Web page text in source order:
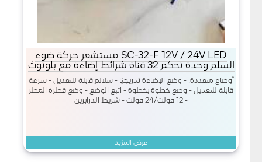
SC-32-F 12V / 24V LED مستشعر حركة ضوء
السلم وحدة تحكم 32 قناة شرائط إضاءة مع بلوتوث
أوضاع متعددة: - وضع الإضاءة تدريجيًا - سلالم قابلة للتعديل - سرعة
قابلة للتعديل - وضع خطوة بخطوة - اتبع الوضع - وضع قطرة المطر
عرض المزيد